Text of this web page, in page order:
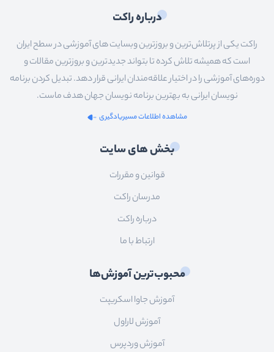
درباره راکت
راکت یکی از پرتلاش‌ترین و بروزترین وبسایت های آموزشی در سطح ایران
است که همیشه تلاش کرده تا بتواند جدیدترین و بروزترین مقالات و
دوره‌های آموزشی را در اختیار علاقه‌مندان ایرانی قرار دهد. تبدیل کردن برنامه
نویسان ایرانی به بهترین برنامه نویسان جهان هدف ماست.
مشاهده اطلاعات مسیریادگیری
بخش های سایت
قوانین و مقررات
مدرسان راکت
درباره راکت
ارتباط با ما
محبوب‌ترین آموزش‌ها
آموزش جاوا اسکریپت
آموزش لاراول
آموزش وردپرس